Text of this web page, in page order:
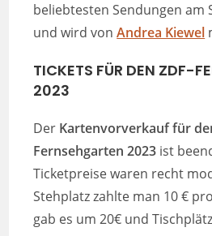
beliebtesten Sendungen am
und wird vonAndrea Kiewel
TICKETS FÜR DEN ZDF-
2023
Der Kartenvorverkauf für
Fernsehgarten 2023 ist
Ticketpreise waren recht
Stehplatz zahlte man 10 €
gab es um 20€ und